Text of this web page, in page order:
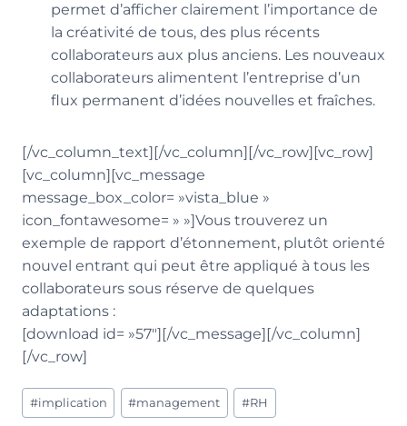
permet d’afficher clairement l’importance de
la créativité de tous, des plus récents
collaborateurs aux plus anciens. Les nouveaux
collaborateurs alimentent l’entreprise d’un
flux permanent d’idées nouvelles et fraîches.
[/vc_column_text][/vc_column][/vc_row][vc_row]
[vc_column][vc_message
message_box_color= »vista_blue »
icon_fontawesome= » »]Vous trouverez un
exemple de rapport d’étonnement, plutôt orienté
nouvel entrant qui peut être appliqué à tous les
collaborateurs sous réserve de quelques
adaptations :
[download id= »57″][/vc_message][/vc_column]
[/vc_row]
Étiquettes
de
#implication #management #RH